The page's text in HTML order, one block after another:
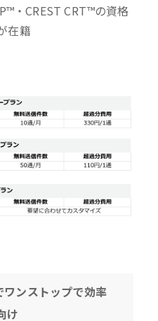
・CREST CRT™の資格
在籍
ンストップで効率
け